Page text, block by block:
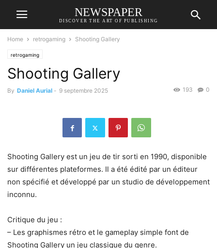
NEWSPAPER
DISCOVER THE ART OF PUBLISHING
Home retrogaming Shooting Gallery
retrogaming
Shooting Gallery
By Daniel Aurial - 9 septembre 2025 0
193
Shooting Gallery est un jeu de tir sorti en 1990, disponible
sur différentes plateformes. Il a été édité par un éditeur
non spécifié et développé par un studio de développement
inconnu.
Critique du jeu :
– Les graphismes rétro et le gameplay simple font de
Shooting Gallery un jeu classique du genre.